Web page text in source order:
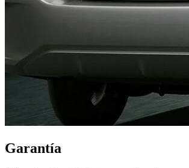
Garantía